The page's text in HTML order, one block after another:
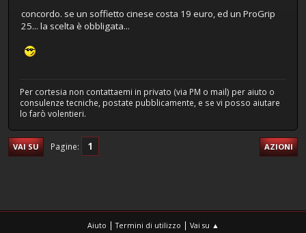
concordo. se un soffietto cinese costa 19 euro, ed un ProGrip
25... la scelta è obbligata...
Per cortesia non contattaemi in privato (via PM o mail) per aiuto o
consulenze tecniche, postate pubblicamente, e se vi posso aiutare
lo farò volentieri.
VAI SU Pagine 1 AZIONI
Aiuto |Termini di utilizzo | Vai su ▲